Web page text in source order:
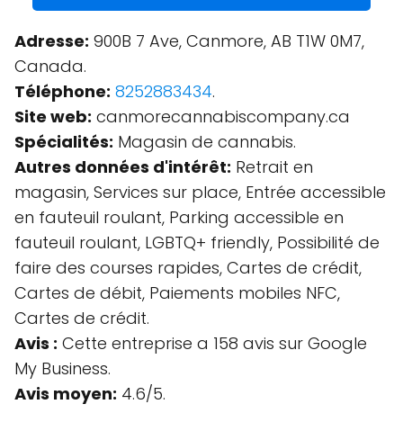
Adresse: 900B 7 Ave, Canmore, AB T1W 0M7,
Canada.
Téléphone: 8252883434.
Site web: canmorecannabiscompany.ca
Spécialités: Magasin de cannabis.
Autres données d'intérêt: Retrait en
magasin, Services sur place, Entrée accessible
en fauteuil roulant, Parking accessible en
fauteuil roulant, LGBTQ+ friendly, Possibilité de
faire des courses rapides, Cartes de crédit,
Cartes de débit, Paiements mobiles NFC,
Cartes de crédit.
Avis : Cette entreprise a 158 avis sur Google
My Business.
Avis moyen: 4.6/5.